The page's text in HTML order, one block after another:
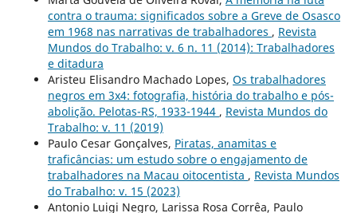
contra o trauma: significados sobre a Greve de Osasco
em 1968 nas narrativas de trabalhadores , Revista
Mundos do Trabalho: v. 6 n. 11 (2014): Trabalhadores
e ditadura
Aristeu Elisandro Machado Lopes, Os trabalhadores
negros em 3x4: fotografia, história do trabalho e pós-
abolição. Pelotas-RS, 1933-1944 , Revista Mundos do
Trabalho: v. 11 (2019)
Paulo Cesar Gonçalves, Piratas, anamitas e
traficâncias: um estudo sobre o engajamento de
trabalhadores na Macau oitocentista , Revista Mundos
do Trabalho: v. 15 (2023)
Antonio Luigi Negro, Larissa Rosa Corrêa, Paulo